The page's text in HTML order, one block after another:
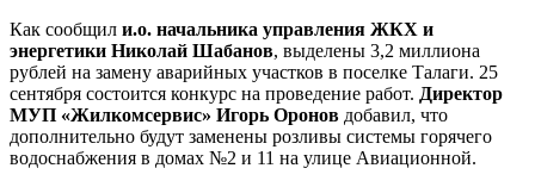
Как сообщил и.о. начальника управления ЖКХ и
энергетики Николай Шабанов, выделены 3,2 миллиона
рублей на замену аварийных участков в поселке Талаги. 25
сентября состоится конкурс на проведение работ. Директор
МУП «Жилкомсервис» Игорь Оронов добавил, что
дополнительно будут заменены розливы системы горячего
водоснабжения в домах №2 и 11 на улице Авиационной.